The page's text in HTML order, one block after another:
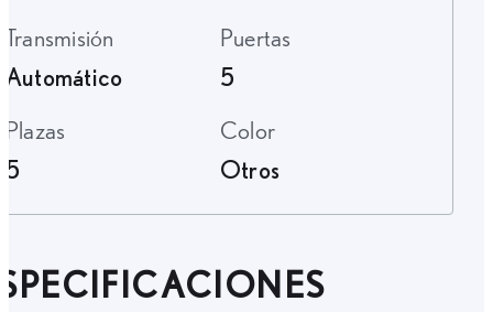
Transmisión
Automático
Puertas
5
Plazas
5
Color
Otros